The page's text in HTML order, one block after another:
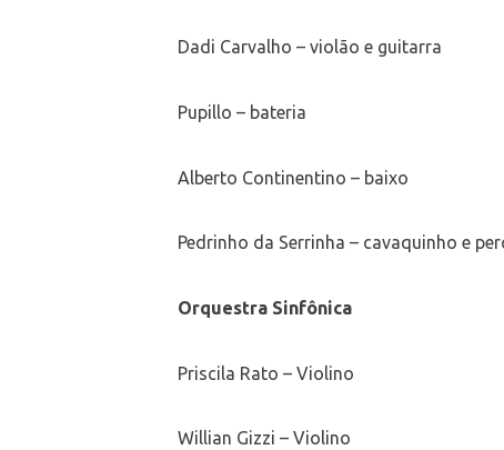
Dadi Carvalho – violão e guitarra
Pupillo – bateria
Alberto Continentino – baixo
Pedrinho da Serrinha – cavaquinho e
Orquestra Sinfônica
Priscila Rato – Violino
Willian Gizzi – Violino